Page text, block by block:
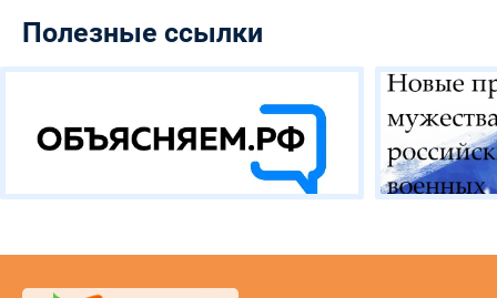
Полезные ссылки